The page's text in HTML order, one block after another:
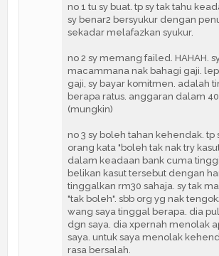
no 1 tu sy buat. tp sy tak tahu
sy benar2 bersyukur dengan
sekadar melafazkan syukur.
no 2 sy memang failed. HAHAH.
macammana nak bahagi gaji.
gaji, sy bayar komitmen. adalah
berapa ratus. anggaran dalam
(mungkin)
no 3 sy boleh tahan kehendak. tp
orang kata "boleh tak nak try
dalam keadaan bank cuma tinggi
belikan kasut tersebut dengan
tinggalkan rm30 sahaja. sy tak
"tak boleh". sbb org yg nak
wang saya tinggal berapa. dia
dgn saya. dia xpernah menolak
saya. untuk saya menolak
rasa bersalah.